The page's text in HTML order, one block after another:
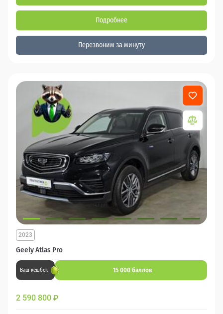
Подробнее
Перезвоним за минуту
Geely Atlas Pro
2023
Ваш кешбек 15 000 баллов
2 590 800 ₽